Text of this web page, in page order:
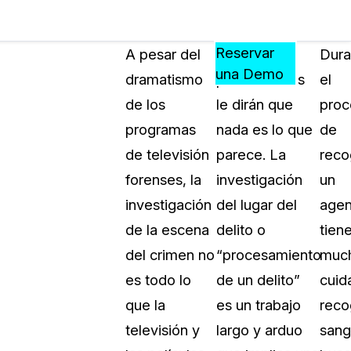
PreciosRecursos
APRENDA,
CONECTE
Y
CREZCA
CON
Preguntas Frecuentes
CaseGuard
Artículos
Redacte archivos de video con
algoritmo mejorado
Eventos
Reservar
una Demo
A pesar del
dramatismo
de los
programas
de televisión
forenses, la
investigación
de la escena
del crimen no
es todo lo
que la
televisión y
Los
profesionales
le dirán que
nada es lo que
parece. La
investigación
del lugar del
delito o
“procesamiento
de un delito”
es un trabajo
largo y arduo
el
de
un